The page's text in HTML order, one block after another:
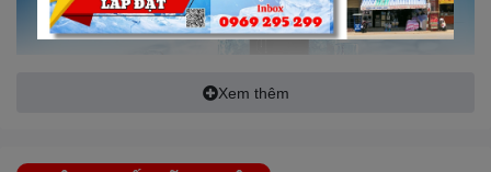
Xem thêm